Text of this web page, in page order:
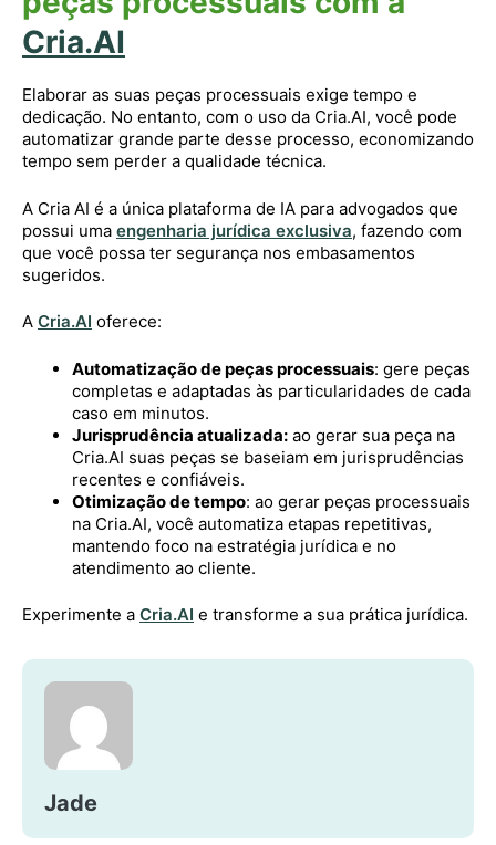
Cria.AI
Elaborar as suas peças processuais exige tempo e
dedicação. No entanto, com o uso da Cria.AI, você pode
automatizar grande parte desse processo, economizando
tempo sem perder a qualidade técnica.
A Cria AI é a única plataforma de IA para advogados que
possui uma engenharia jurídica exclusiva, fazendo com
que você possa ter segurança nos embasamentos
sugeridos.
A Cria.AI oferece:
Automatização de peças processuais: gere peças
completas e adaptadas às particularidades de cada
caso em minutos.
Jurisprudência atualizada: ao gerar sua peça na
Cria.AI suas peças se baseiam em jurisprudências
recentes e confiáveis.
Otimização de tempo: ao gerar peças processuais
na Cria.AI, você automatiza etapas repetitivas,
mantendo foco na estratégia jurídica e no
atendimento ao cliente.
Experimente a Cria.AI e transforme a sua prática jurídica.
Jade